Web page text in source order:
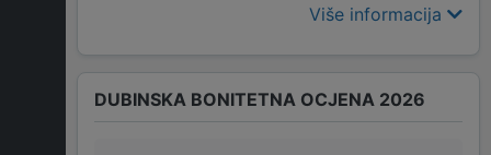
Više informacija
DUBINSKA BONITETNA OCJENA 2026